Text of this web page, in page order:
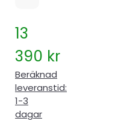
13
390 kr
Beräknad
leveranstid:
1-3
dagar